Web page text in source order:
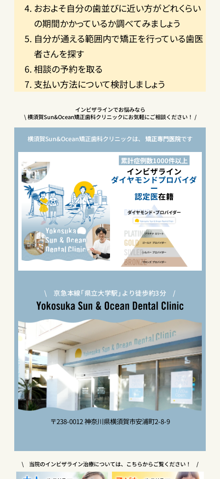
おおよそ自分の歯並びに近い方がどれくらい
の期間かかっているか調べてみましょう
自分が通える範囲内で矯正を行っている歯医
者さんを探す
相談の予約を取る
支払い方法について検討しましょう
インビザラインでお悩みなら
\ 横須賀Sun&Ocean矯正歯科クリニックにお気軽にご相談ください！ /
横須賀Sun&Ocean矯正歯科クリニックは、 矯正専門医院です
累計症例数1000件以上
インビザライン
ダイヤモンドプロバイダ
ー
認定医在籍
\ 京急本線｢県立大学駅｣より徒歩約3分 /
〒238-0012 神奈川県横須賀市安浦町2-8-9
\ 当院のインビザライン治療については、こちらからご覧ください！ /